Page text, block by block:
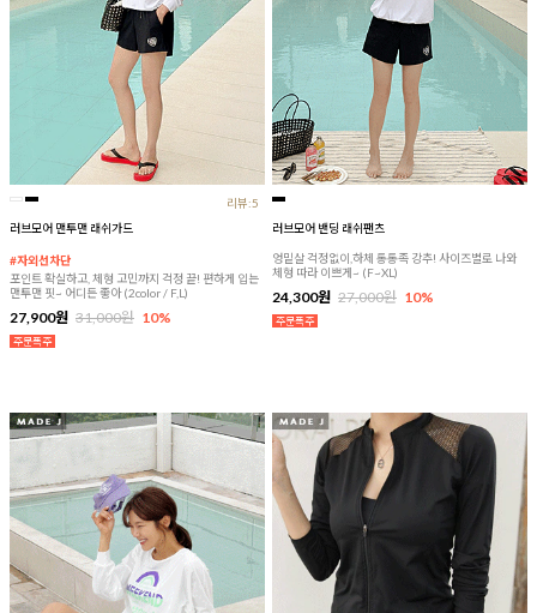
리뷰:5
러브모어 맨투맨 래쉬가드
#자외선차단
포인트 확실하고, 체형 고민까지 걱정 끝! 편하게 입는
맨투맨 핏~ 어디든 좋아 (2color / F,L)
27,900원 31,000원 10%
러브모어 밴딩 래쉬팬츠
엉밑살 걱정없이,하체 통통족 강추! 사이즈별로 나와
체형 따라 이쁘게~ (F~XL)
24,300원 27,000원 10%